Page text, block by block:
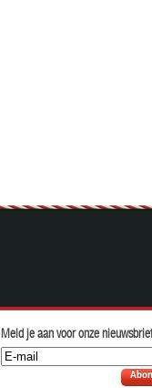
Meld je aan voor onze